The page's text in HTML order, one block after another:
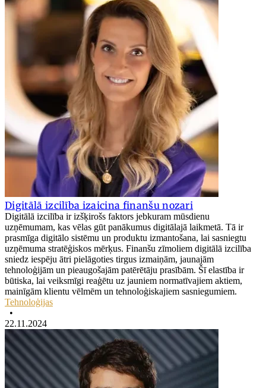
Digitālā izcilība izaicina finanšu nozari
Digitālā izcilība ir izšķirošs faktors jebkuram mūsdienu
uzņēmumam, kas vēlas gūt panākumus digitālajā laikmetā. Tā ir
prasmīga digitālo sistēmu un produktu izmantošana, lai sasniegtu
uzņēmuma stratēģiskos mērķus. Finanšu zīmoliem digitālā izcilība
sniedz iespēju ātri pielāgoties tirgus izmaiņām, jaunajām
tehnoloģijām un pieaugošajām patērētāju prasībām. Šī elastība ir
būtiska, lai veiksmīgi reaģētu uz jauniem normatīvajiem aktiem,
mainīgām klientu vēlmēm un tehnoloģiskajiem sasniegumiem.
Tehnoloģijas
•
22.11.2024